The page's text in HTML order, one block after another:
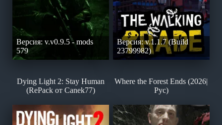
Версия: v.v0.9.5 - mods
579
Версия: v.1.1.7 (Build
23799982)
Dying Light 2: Stay Human
(RePack от Canek77)
Where the Forest Ends (2026|
Рус)